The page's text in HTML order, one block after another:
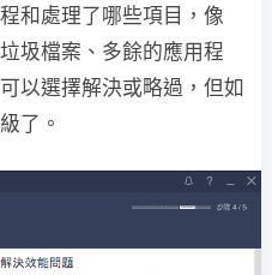
和處理了哪些項目，像
圾檔案、多餘的應用程
以選擇解決或略過，但如
了。